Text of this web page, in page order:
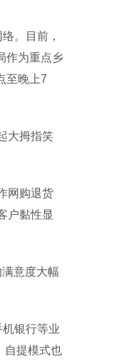
。目前，
作为重点乡
至晚上7
大拇指笑
网购退货
户黏性显
意度大幅
银行等业
自提模式也